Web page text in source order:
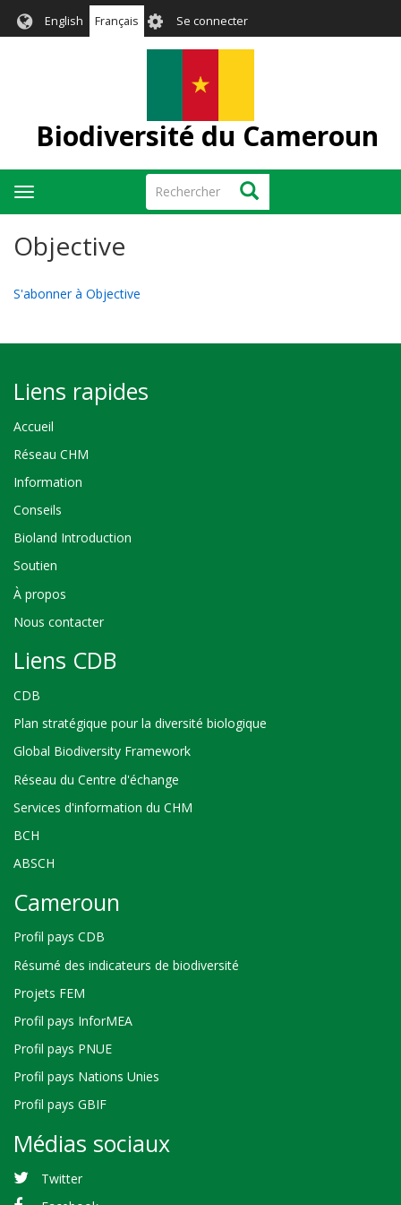
English Français User
account
Se connecter
Biodiversité du Cameroun
Rechercher Rechercher
Toggle
navigation
Objective
S'abonner à Objective
Liens rapides
Accueil
Réseau CHM
Information
Conseils
Bioland Introduction
Soutien
À propos
Nous contacter
Liens CDB
CDB
Plan stratégique pour la diversité biologique
Global Biodiversity Framework
Réseau du Centre d'échange
Services d'information du CHM
BCH
ABSCH
Cameroun
Profil pays CDB
Résumé des indicateurs de biodiversité
Projets FEM
Profil pays InforMEA
Profil pays PNUE
Profil pays Nations Unies
Profil pays GBIF
Médias sociaux
Twitter